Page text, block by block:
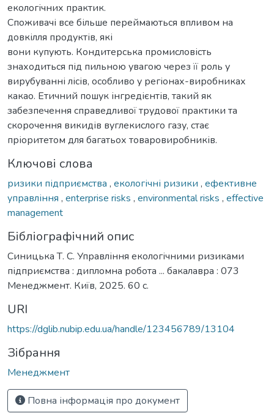
екологічних практик.
Споживачі все більше переймаються впливом на
довкілля продуктів, які
вони купують. Кондитерська промисловість
знаходиться під пильною увагою через її роль у
вирубуванні лісів, особливо у регіонах-виробниках
какао. Етичний пошук інгредієнтів, такий як
забезпечення справедливої трудової практики та
скорочення викидів вуглекислого газу, стає
пріоритетом для багатьох товаровиробників.
Ключові слова
ризики підприємства , екологічні ризики , ефективне
управління , enterprise risks , environmental risks , effective
management
Бібліографічний опис
Синицька Т. С. Управління екологічними ризиками
підприємства : дипломна робота ... бакалавра : 073
Менеджмент. Київ, 2025. 60 с.
URI
https://dglib.nubip.edu.ua/handle/123456789/13104
Зібрання
Менеджмент
Повна інформація про документ